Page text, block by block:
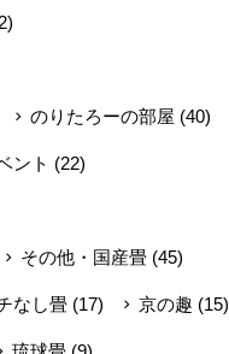
のりたろーの部屋 (40)
ント (22)
その他・国産畳 (45)
なし畳 (17) 京の趣 (15)